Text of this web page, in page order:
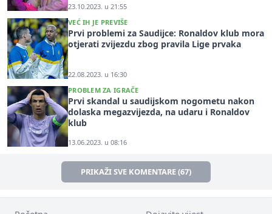
23.10.2023. u 21:55
VEĆ IH JE PREVIŠE
Prvi problemi za Saudijce: Ronaldov klub mora
otjerati zvijezdu zbog pravila Lige prvaka
22.08.2023. u 16:30
PROBLEM ZA IGRAČE
Prvi skandal u saudijskom nogometu nakon
dolaska megazvijezda, na udaru i Ronaldov
klub
13.06.2023. u 08:16
PRIKAŽI SVE KOMENTARE (67)